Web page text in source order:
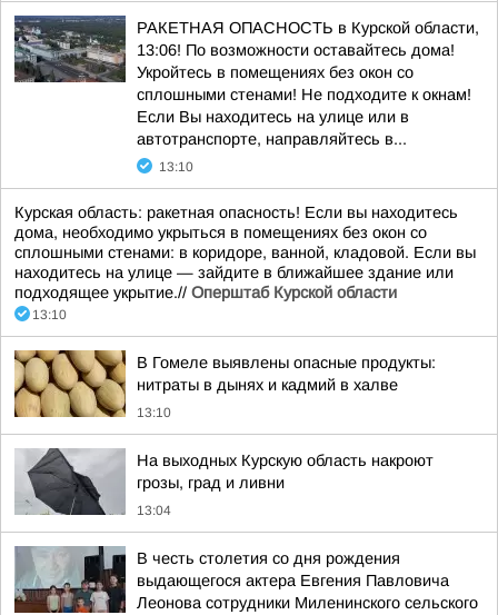
РАКЕТНАЯ ОПАСНОСТЬ в Курской области,
13:06! По возможности оставайтесь дома!
Укройтесь в помещениях без окон со
сплошными стенами! Не подходите к окнам!
Если Вы находитесь на улице или в
автотранспорте, направляйтесь в...
13:10
Курская область: ракетная опасность! Если вы находитесь
дома, необходимо укрыться в помещениях без окон со
сплошными стенами: в коридоре, ванной, кладовой. Если вы
находитесь на улице — зайдите в ближайшее здание или
подходящее укрытие.// Оперштаб Курской области
13:10
В Гомеле выявлены опасные продукты:
нитраты в дынях и кадмий в халве
13:10
На выходных Курскую область накроют
грозы, град и ливни
13:04
В честь столетия со дня рождения
выдающегося актера Евгения Павловича
Леонова сотрудники Миленинского сельского